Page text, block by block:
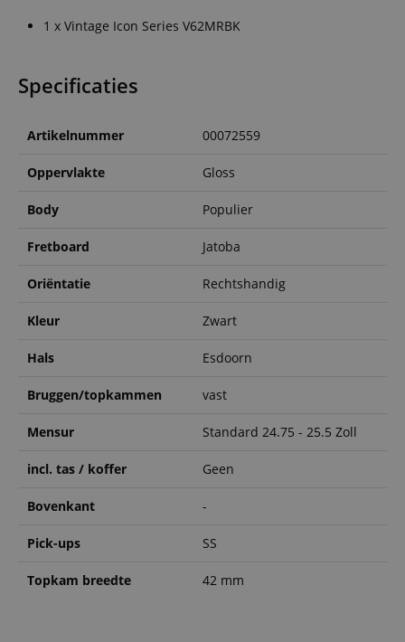
1 x Vintage Icon Series V62MRBK
Specificaties
Artikelnummer 00072559
Oppervlakte Gloss
Body Populier
Fretboard Jatoba
Oriëntatie Rechtshandig
Kleur Zwart
Hals Esdoorn
Bruggen/topkammen vast
Mensur Standard 24.75 - 25.5 Zoll
incl. tas / koffer Geen
Bovenkant -
Pick-ups SS
Topkam breedte 42 mm